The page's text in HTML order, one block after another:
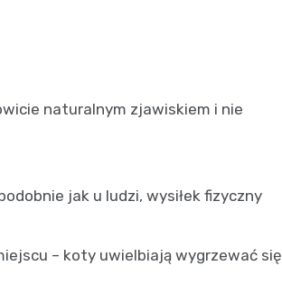
naturalnym zjawiskiem i nie
jak u ludzi, wysiłek fizyczny
– koty uwielbiają wygrzewać się